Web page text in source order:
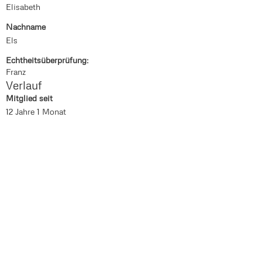
Elisabeth
Nachname
Els
Echtheitsüberprüfung:
Franz
Verlauf
Mitglied seit
12 Jahre 1 Monat